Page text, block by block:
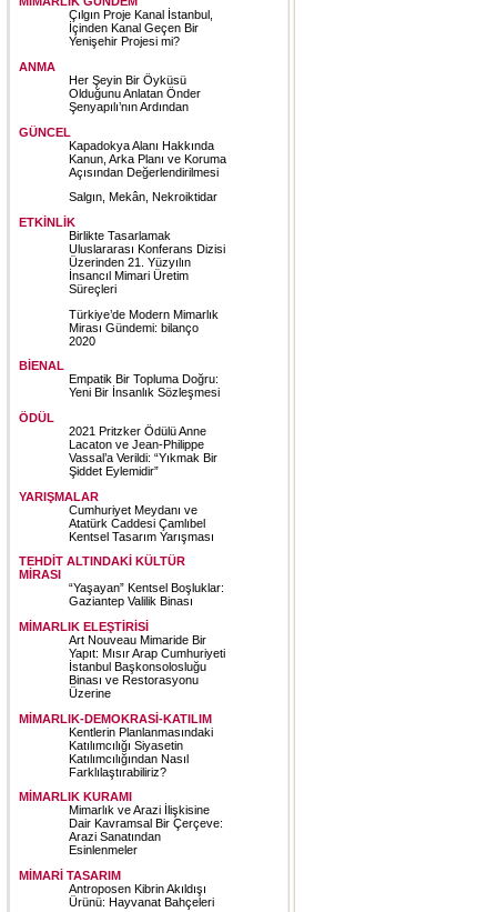
Çılgın Proje Kanal İstanbul,
İçinden Kanal Geçen Bir
Yenişehir Projesi mi?
ANMA
Her Şeyin Bir Öyküsü
Olduğunu Anlatan Önder
Şenyapılı’nın Ardından
GÜNCEL
Kapadokya Alanı Hakkında
Kanun, Arka Planı ve Koruma
Açısından Değerlendirilmesi
Salgın, Mekân, Nekroiktidar
ETKİNLİK
Birlikte Tasarlamak
Uluslararası Konferans Dizisi
Üzerinden 21. Yüzyılın
İnsancıl Mimari Üretim
Süreçleri
Türkiye’de Modern Mimarlık
Mirası Gündemi: bilanço
2020
BİENAL
Empatik Bir Topluma Doğru:
Yeni Bir İnsanlık Sözleşmesi
ÖDÜL
2021 Pritzker Ödülü Anne
Lacaton ve Jean-Philippe
Vassal’a Verildi: “Yıkmak Bir
Şiddet Eylemidir”
YARIŞMALAR
Cumhuriyet Meydanı ve
Atatürk Caddesi Çamlıbel
Kentsel Tasarım Yarışması
TEHDİT ALTINDAKİ KÜLTÜR
MİRASI
“Yaşayan” Kentsel Boşluklar:
Gaziantep Valilik Binası
MİMARLIK ELEŞTİRİSİ
Art Nouveau Mimaride Bir
Yapıt: Mısır Arap Cumhuriyeti
İstanbul Başkonsolosluğu
Binası ve Restorasyonu
Üzerine
MİMARLIK-DEMOKRASİ-KATILIM
Kentlerin Planlanmasındaki
Katılımcılığı Siyasetin
Katılımcılığından Nasıl
Farklılaştırabiliriz?
MİMARLIK KURAMI
Mimarlık ve Arazi İlişkisine
Dair Kavramsal Bir Çerçeve:
Arazi Sanatından
Esinlenmeler
MİMARİ TASARIM
Antroposen Kibrin Akıldışı
Ürünü: Hayvanat Bahçeleri